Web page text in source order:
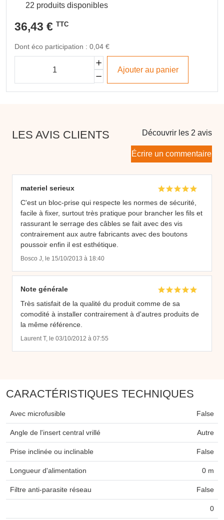
22 produits disponibles
36,43 € TTC
Dont éco participation : 0,04 €
Ajouter au panier
LES AVIS CLIENTS Découvrir les 2 avis
Écrire un commentaire
materiel serieux
C'est un bloc-prise qui respecte les normes de sécurité,
facile à fixer, surtout très pratique pour brancher les fils et
rassurant le serrage des câbles se fait avec des vis
contrairement aux autre fabricants avec des boutons
poussoir enfin il est esthétique.
Bosco J, le 15/10/2013 à 18:40
Note générale
Très satisfait de la qualité du produit comme de sa
comodité à installer contrairement à d'autres produits de
la même référence.
Laurent T, le 03/10/2012 à 07:55
CARACTÉRISTIQUES TECHNIQUES
Avec microfusible False
Angle de l'insert central vrillé Autre
Prise inclinée ou inclinable False
Longueur d'alimentation 0 m
Filtre anti-parasite réseau False
0